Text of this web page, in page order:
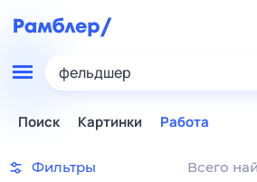
фельдшер
Поиск Картинки Работа
Фильтры Всего